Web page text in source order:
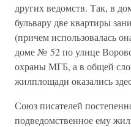
других ведомств. Так, в
бульвару две квартиры
(причем использовалась
доме № 52 по улице
охраны МГБ, а в общей
жилплощади оказались
Союз писателей
подведомственное ему